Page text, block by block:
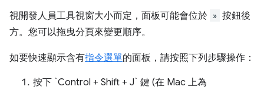
視開發人員工具視窗大小而定，面板可能會位於 » 按鈕後
方。您可以拖曳分頁來變更順序。
如要快速顯示含有指令選單的面板，請按照下列步驟操作：
按下 `Control + Shift + J` 鍵 (在 Mac 上為